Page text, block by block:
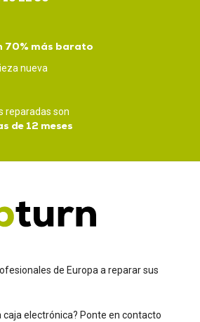
70% más barato
nueva
reparadas son
de 12 meses
de Europa a reparar sus
caja electrónica? Ponte en contacto